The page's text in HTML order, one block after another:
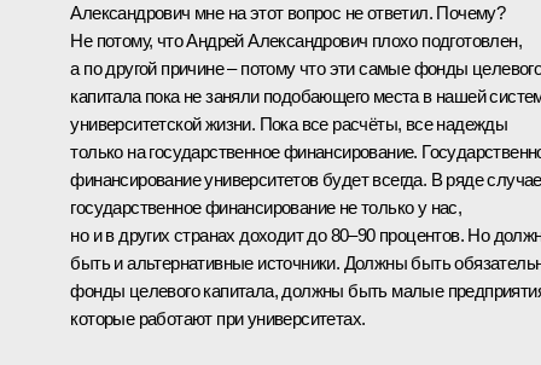
Александрович мне на этот вопрос не ответил. Почему?
Не потому, что Андрей Александрович плохо подготовлен,
а по другой причине – потому что эти самые фонды
капитала пока не заняли подобающего места в нашей
университетской жизни. Пока все расчёты, все надежды
только на государственное финансирование.
финансирование университетов будет всегда. В ряде
государственное финансирование не только у нас,
но и в других странах доходит до 80–90 процентов. Но
быть и альтернативные источники. Должны быть
фонды целевого капитала, должны быть малые
которые работают при университетах.